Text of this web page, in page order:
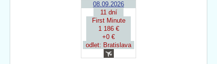
08.09.2026
11 dní
First Minute
1 186 €
+0 €
odlet: Bratislava